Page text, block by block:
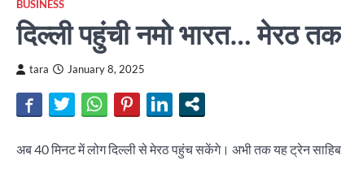
BUSINESS
दिल्ली पहुंची नमो भारत… मेरठ
tara January 8, 2025
अब 40 मिनट में लोग दिल्ली से मेरठ पहुंच सकेंगे। अभी तक यह ट्रेन